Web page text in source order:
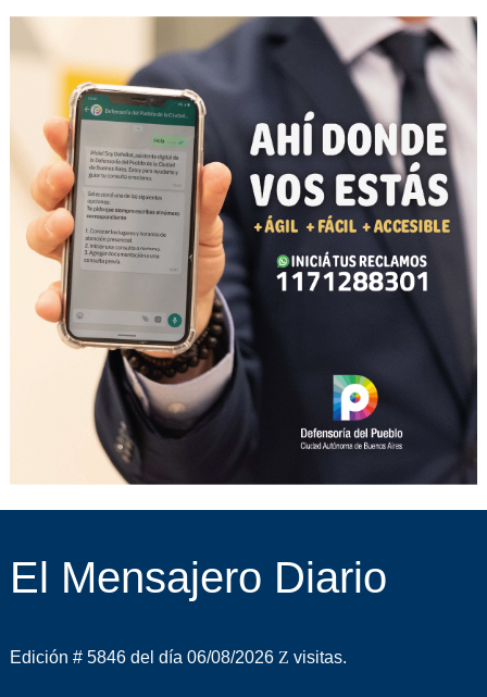
El Mensajero Diario
Edición # 5846 del día 06/08/2026 visitas.